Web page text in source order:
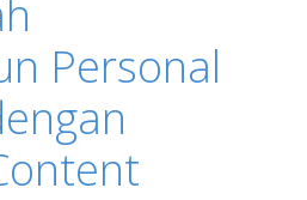
Personal